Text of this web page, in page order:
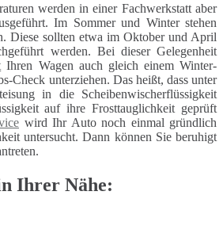
werden in einer Fachwerkstatt aber
Im Sommer und Winter stehen
Diese sollten etwa im Oktober und April
werden. Bei dieser Gelegenheit
Ihren Wagen auch gleich einem Winter-
Check unterziehen. Das heißt, dass unter
in die Scheibenwischerflüssigkeit
auf ihre Frosttauglichkeit geprüft
wird Ihr Auto noch einmal gründlich
untersucht. Dann können Sie beruhigt
Ihrer Nähe: